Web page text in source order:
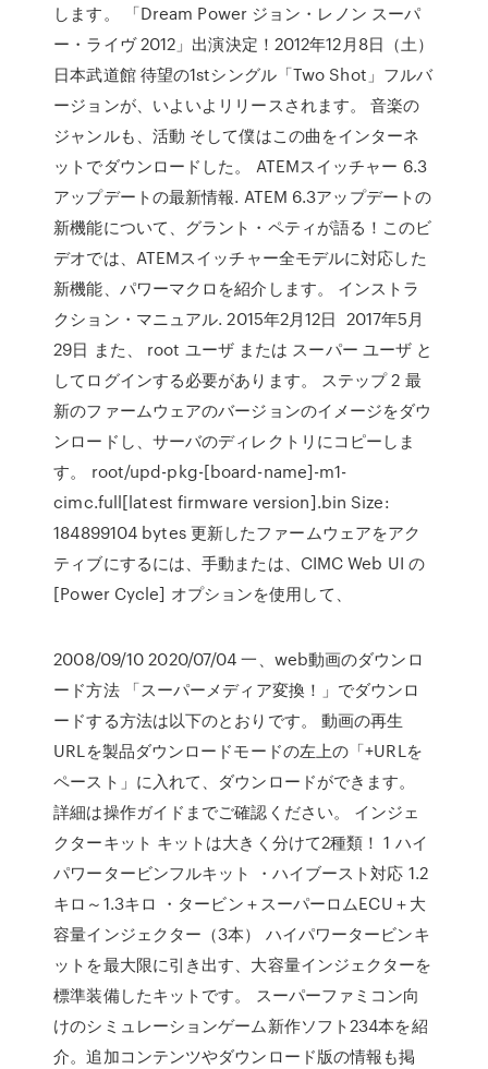
します。 「Dream Power ジョン・レノン スーパ
ー・ライヴ 2012」出演決定！2012年12月8日（土）
日本武道館 待望の1stシングル「Two Shot」フルバ
ージョンが、いよいよリリースされます。 音楽の
ジャンルも、活動 そして僕はこの曲をインターネ
ットでダウンロードした。 ATEMスイッチャー 6.3
アップデートの最新情報. ATEM 6.3アップデートの
新機能について、グラント・ペティが語る！このビ
デオでは、ATEMスイッチャー全モデルに対応した
新機能、パワーマクロを紹介します。 インストラ
クション・マニュアル. 2015年2月12日 2017年5月
29日 また、 root ユーザ または スーパー ユーザ と
してログインする必要があります。 ステップ 2 最
新のファームウェアのバージョンのイメージをダウ
ンロードし、サーバのディレクトリにコピーしま
す。 root/upd-pkg-[board-name]-m1-
cimc.full[latest firmware version].bin Size:
184899104 bytes 更新したファームウェアをアク
ティブにするには、手動または、CIMC Web UI の
[Power Cycle] オプションを使用して、
2008/09/10 2020/07/04 一、web動画のダウンロ
ード方法 「スーパーメディア変換！」でダウンロ
ードする方法は以下のとおりです。 動画の再生
URLを製品ダウンロードモードの左上の「+URLを
ペースト」に入れて、ダウンロードができます。
詳細は操作ガイドまでご確認ください。 インジェ
クターキット キットは大きく分けて2種類！ 1 ハイ
パワータービンフルキット ・ハイブースト対応 1.2
キロ～1.3キロ ・タービン＋スーパーロムECU＋大
容量インジェクター（3本） ハイパワータービンキ
ットを最大限に引き出す、大容量インジェクターを
標準装備したキットです。 スーパーファミコン向
けのシミュレーションゲーム新作ソフト234本を紹
介。追加コンテンツやダウンロード版の情報も掲